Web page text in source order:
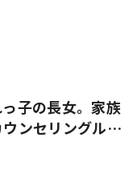
子の長女。家族
ンセリングルー